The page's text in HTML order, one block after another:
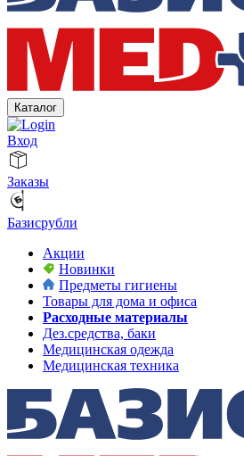
Каталог
Вход
Заказы
Базисрубли
Акции
Новинки
Предметы гигиены
Товары для дома и офиса
Расходные материалы
Дез.средства, баки
Медицинская одежда
Медицинская техника